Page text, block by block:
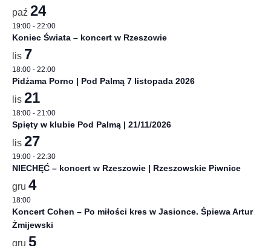
paź 24
19:00 - 22:00
Koniec Świata – koncert w Rzeszowie
lis 7
18:00 - 22:00
Pidżama Porno | Pod Palmą 7 listopada 2026
lis 21
18:00 - 21:00
Spięty w klubie Pod Palmą | 21/11/2026
lis 27
19:00 - 22:30
NIECHĘĆ – koncert w Rzeszowie | Rzeszowskie Piwnice
gru 4
18:00
Koncert Cohen – Po miłości kres w Jasionce. Śpiewa Artur
Żmijewski
gru 5